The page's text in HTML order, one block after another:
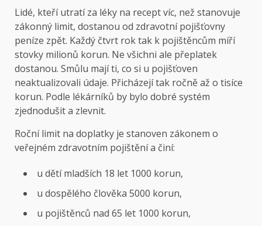
Lidé, kteří utratí za léky na recept víc, než stanovuje
zákonný limit, dostanou od zdravotní pojišťovny
peníze zpět. Každý čtvrt rok tak k pojištěncům míří
stovky milionů korun. Ne všichni ale přeplatek
dostanou. Smůlu mají ti, co si u pojišťoven
neaktualizovali údaje. Přicházejí tak ročně až o tisíce
korun. Podle lékárníků by bylo dobré systém
zjednodušit a zlevnit.
Roční limit na doplatky je stanoven zákonem o
veřejném zdravotním pojištění a činí:
u dětí mladších 18 let 1000 korun,
u dospělého člověka 5000 korun,
u pojištěnců nad 65 let 1000 korun,